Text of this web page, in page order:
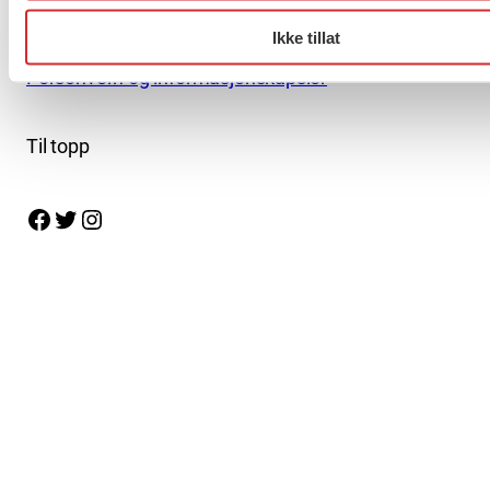
Ikke tillat
finner du her.
Personvern og informasjonskapsler
Til topp
Facebook Twitter Instagram